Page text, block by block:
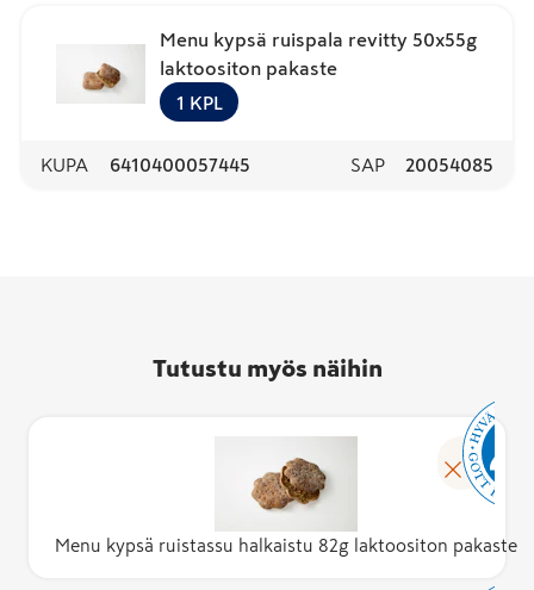
Menu kypsä ruispala revitty 50x55g
laktoositon pakaste
1 KPL
KUPA 6410400057445 SAP 20054085
Tutustu myös näihin
Menu kypsä ruistassu halkaistu 82g laktoositon pakaste